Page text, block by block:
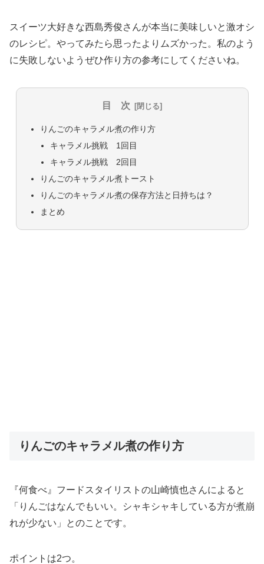
スイーツ大好きな西島秀俊さんが本当に美味しいと激オシ
のレシピ。やってみたら思ったよりムズかった。私のよう
に失敗しないようぜひ作り方の参考にしてくださいね。
目 次
りんごのキャラメル煮の作り方
キャラメル挑戦 1回目
キャラメル挑戦 2回目
りんごのキャラメル煮トースト
りんごのキャラメル煮の保存方法と日持ちは？
まとめ
りんごのキャラメル煮の作り方
『何食べ』フードスタイリストの山崎慎也さんによると
「りんごはなんでもいい。シャキシャキしている方が煮崩
れが少ない」とのことです。
ポイントは2つ。